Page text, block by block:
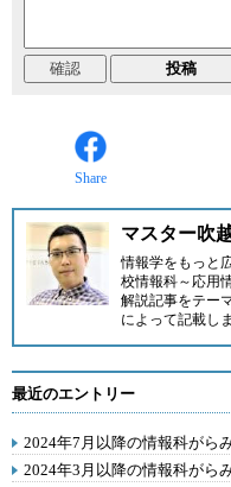
Share
マスター吹
情報学をもっと
校情報科～応用
解説記事をテー
によって記載し
最近のエントリー
2024年7月以降の情報科がら
2024年3月以降の情報科がら